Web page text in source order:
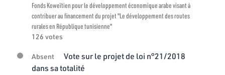
Fonds Koweïtien pour le développement économique arabe visant à
contribuer au financement du projet "Le développement des routes
rurales en République tunisienne"
126 votes
Absent
Vote sur le projet de loi n°21/2018
dans sa totalité